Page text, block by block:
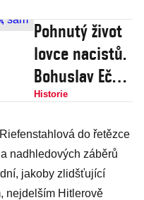
Pohnutý život
lovce nacistů.
Bohuslav Ečer
po válce
„návrat“ K. H.
Franka do
Prahy, sám
Historie
do řetězce
nadhledových záběrů
jakoby zlidšťující
nejdelším Hitlerově